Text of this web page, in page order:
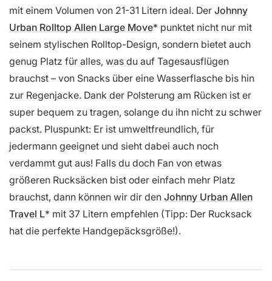
mit einem Volumen von 21-31 Litern ideal. Der Johnny
Urban Rolltop Allen Large Move
punktet nicht nur mit
seinem stylischen Rolltop-Design, sondern bietet auch
genug Platz für alles, was du auf Tagesausflügen
brauchst – von Snacks über eine Wasserflasche bis hin
zur Regenjacke. Dank der Polsterung am Rücken ist er
super bequem zu tragen, solange du ihn nicht zu schwer
packst. Pluspunkt: Er ist umweltfreundlich, für
jedermann geeignet und sieht dabei auch noch
verdammt gut aus! Falls du doch Fan von etwas
größeren Rucksäcken bist oder einfach mehr Platz
brauchst, dann können wir dir den Johnny Urban Allen
Travel L
mit 37 Litern empfehlen (Tipp: Der Rucksack
hat die perfekte Handgepäcksgröße!).